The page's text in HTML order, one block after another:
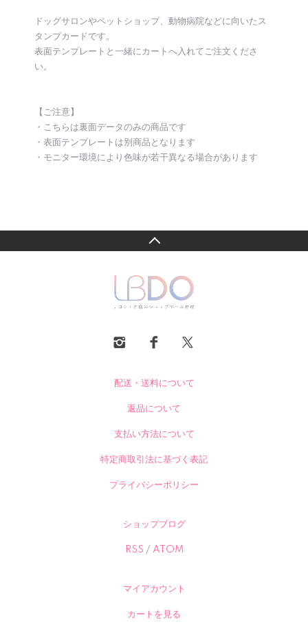
ドッグサロンやペットショップ、動物病院などに向いたス
タンプカードです。
表面テンプレートと一緒にカートへ入れてご注文くださ
い。
【ご注意】
・こちらは裏面データのみの商品です
・表面テンプレートは別商品となります
・モニター環境により色味が若干異なる場合があります
配送・送料について
返品について
支払い方法について
特定商取引法に基づく表記
プライバシーポリシー
ショップブログ
RSS / ATOM
マイアカウント
カートを見る